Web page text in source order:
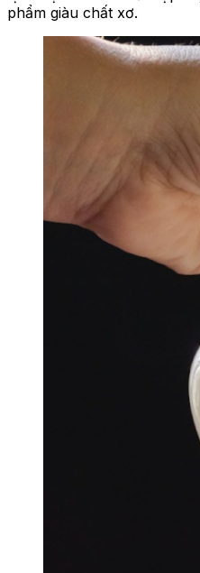
phẩm giàu chất xơ.